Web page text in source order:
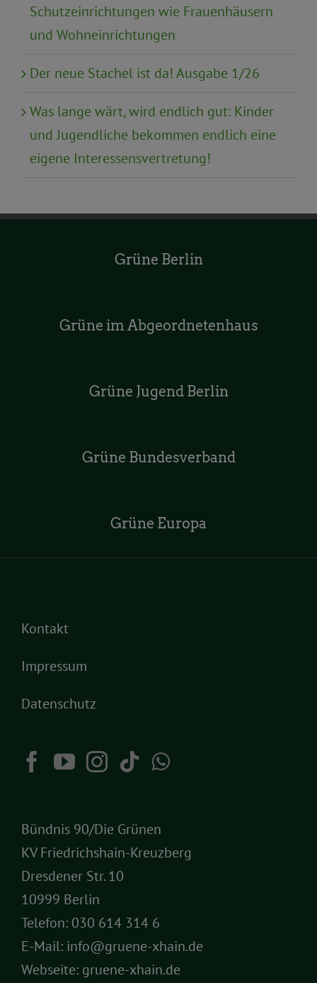
Schutzeinrichtungen wie Frauenhäusern
und Wohneinrichtungen
Der neue Stachel ist da! Ausgabe 1/26
Was lange wärt, wird endlich gut: Kinder
und Jugendliche bekommen endlich eine
eigene Interessensvertretung!
Grüne Berlin
Grüne im Abgeordnetenhaus
Grüne Jugend Berlin
Grüne Bundesverband
Grüne Europa
Kontakt
Impressum
Datenschutz
Bündnis 90/Die Grünen
KV Friedrichshain-Kreuzberg
Dresdener Str. 10
10999 Berlin
Telefon: 030 614 314 6
E-Mail: info@gruene-xhain.de
Webseite: gruene-xhain.de